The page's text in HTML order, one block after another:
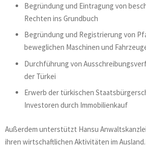
Begründung und Eintragung von
Rechten ins Grundbuch
Begründung und Registrierung von
beweglichen Maschinen und
Durchführung von
der Türkei
Erwerb der türkischen
Investoren durch Immobilienkauf
Außerdem unterstützt Hansu
ihren wirtschaftlichen Aktivitäten im